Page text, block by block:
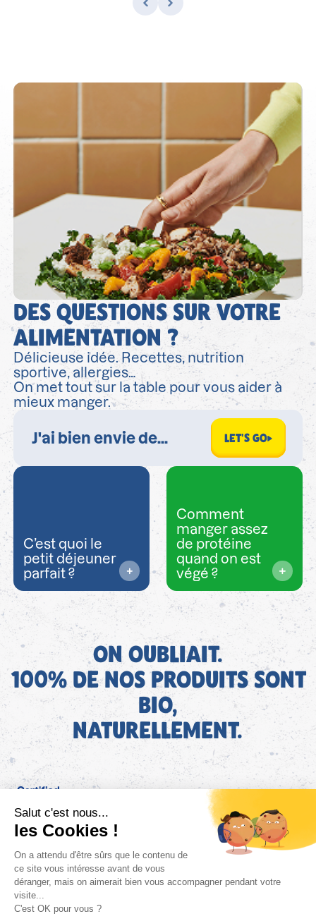
DES QUESTIONS SUR VOTRE
ALIMENTATION ?
Délicieuse idée. Recettes, nutrition
sportive, allergies…
On met tout sur la table pour vous aider à
mieux manger.
LET'S GO
C’est quoi le
petit déjeuner
parfait ?
Comment
manger assez
de protéine
quand on est
végé ?
ON OUBLIAIT.
100% DE NOS PRODUITS SONT
BIO,
NATURELLEMENT.
FR
Bjorg pour les pros
Politique de confidentialité
Instagram Facebook
Retrouvez les informations AGEC de nos produits sur le site